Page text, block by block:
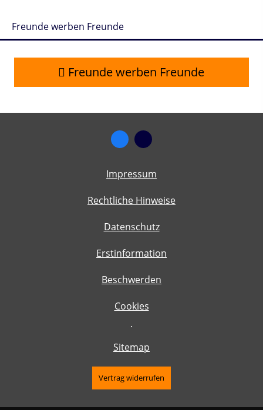
Freunde werben Freunde
Freunde werben Freunde
Impressum
Rechtliche Hinweise
Datenschutz
Erstinformation
Beschwerden
Cookies
·
Sitemap
Vertrag widerrufen